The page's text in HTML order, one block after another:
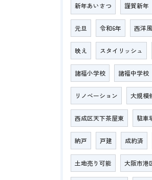
新年あいさつ 謹賀新年
元旦 令和6年 西洋風
映え スタイリッシュ
諸福小学校 諸福中学校
リノベーション 大規模
西成区天下茶屋東 駐車
納戸 戸建 成約済
土地売り可能 大阪市港